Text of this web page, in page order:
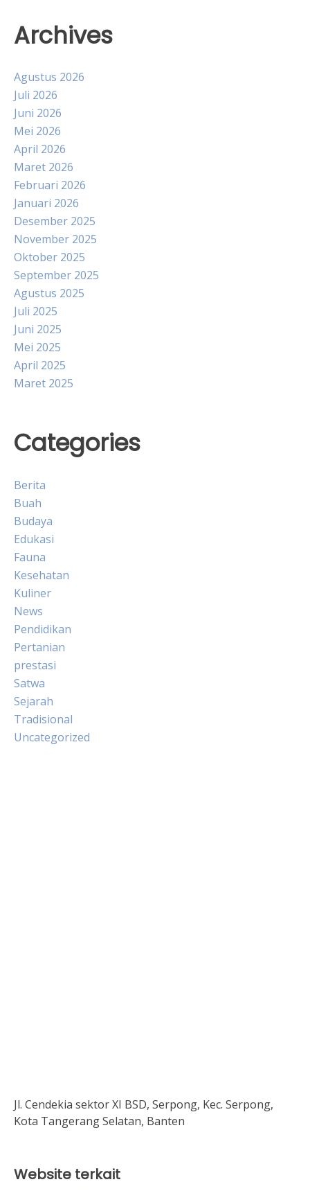
Archives
Agustus 2026
Juli 2026
Juni 2026
Mei 2026
April 2026
Maret 2026
Februari 2026
Januari 2026
Desember 2025
November 2025
Oktober 2025
September 2025
Agustus 2025
Juli 2025
Juni 2025
Mei 2025
April 2025
Maret 2025
Categories
Berita
Buah
Budaya
Edukasi
Fauna
Kesehatan
Kuliner
News
Pendidikan
Pertanian
prestasi
Satwa
Sejarah
Tradisional
Uncategorized
Jl. Cendekia sektor XI BSD, Serpong, Kec. Serpong,
Kota Tangerang Selatan, Banten
Website terkait